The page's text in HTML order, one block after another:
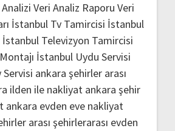
Veri Analiz Raporu Veri
İstanbul Tv Tamircisi İstanbul
İstanbul Televizyon Tamircisi
İstanbul Uydu Servisi
ankara şehirler arası
ilden ile nakliyat ankara şehir
ankara evden eve nakliyat
arası şehirlerarası evden